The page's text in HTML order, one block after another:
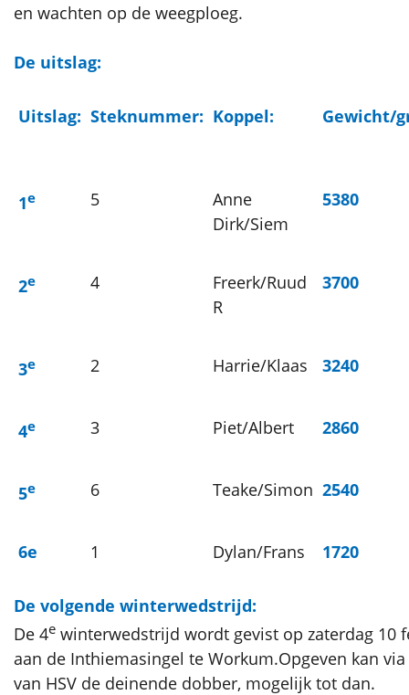
en wachten op de weegploeg.
De uitslag:
Uitslag: Steknummer: Koppel: Gewicht/
1e 5
Anne
Dirk/Siem
5380
2e 4
Freerk/Ruud
R
3700
3e 2 Harrie/Klaas 3240
4e 3 Piet/Albert 2860
5e 6 Teake/Simon 2540
6e 1 Dylan/Frans 1720
De volgende winterwedstrijd:
De 4e winterwedstrijd wordt gevist op zaterdag 10
aan de Inthiemasingel te Workum.Opgeven kan
van HSV de deinende dobber, mogelijk tot dan.